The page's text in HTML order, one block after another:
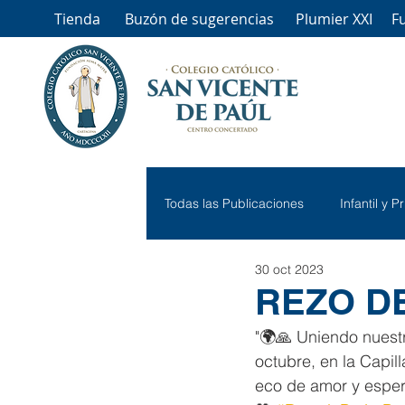
Tienda Buzón de sugerencias Plumier XXI
Todas las Publicaciones Infantil y
REZO
30 oct 2023
"🌍🙏 Uniendo
octubre, en la
eco de amor y